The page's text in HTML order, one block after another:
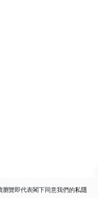
覽即代表閣下同意我們的私隱